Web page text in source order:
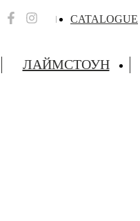
CATALOGUE
ЛАЙМСТОУН